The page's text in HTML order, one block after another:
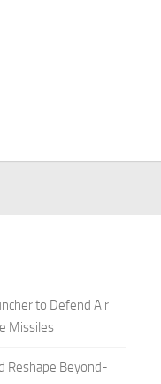
to Defend Air
Missiles
Reshape Beyond-